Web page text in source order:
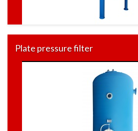
Plate pressure filter